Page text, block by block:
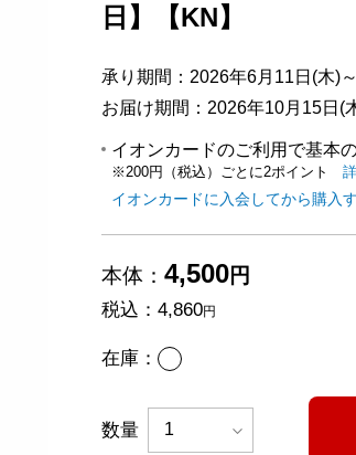
日】【KN】
承り期間：2026年6月11日(木)
お届け期間：2026年10月15日(
イオンカードのご利用で基本
※200円（税込）ごとに2ポイント
イオンカードに入会してから購入
本体： 4,500円
税込： 4,860円
在庫： あり
数量